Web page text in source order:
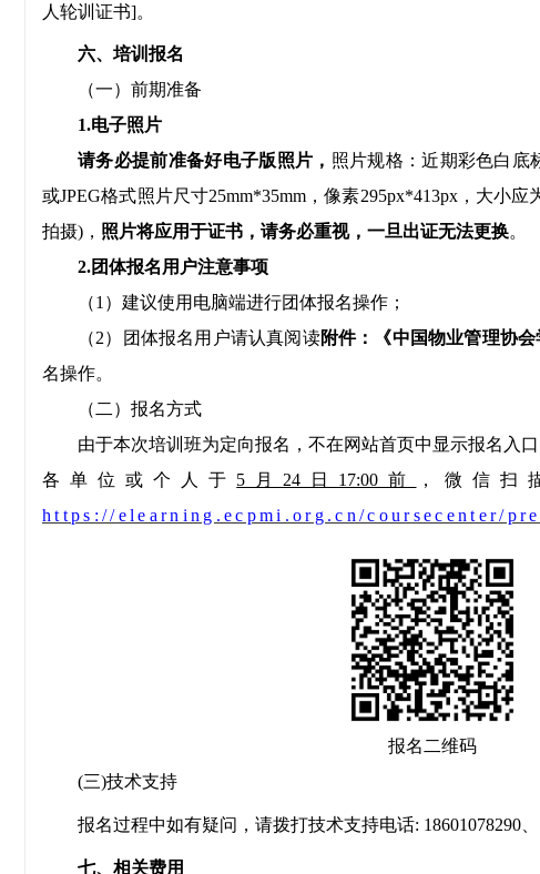
人 轮训证书]。
六、培训报名
（一）前期准备
1.电子照片
请务必提前准备好电子版照片， 照片规格：近期彩色白底
或JPEG格式照片尺寸25mm*35mm，像素295px*413px，大小
拍摄)， 照片将应用于证书，请务必重视，一旦出证无法更换。
2.团体报名用户注意事项
（1）建议使用电脑端进行团体报名操作；
（2）团体报名用户请认真阅读附件：《中国物业管理协
名操作。
（二）报名方式
由于本次培训班为定向报名，不在网站首页中显示报名入
各单位或个人于 5月24日17:00前 ， 微信扫
https://elearning.ecpmi.org.cn/coursecenter/
报名二维码
(三)技术支持
报名过程中如有疑问，请拨打技术支持电话: 18601078290
七、相关费用